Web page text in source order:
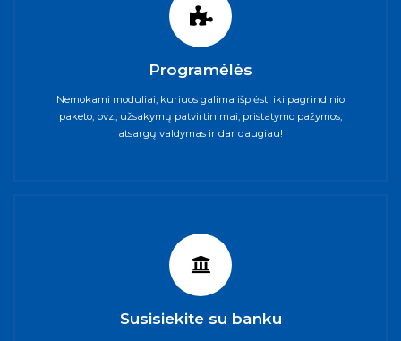
Programėlės
Nemokami moduliai, kuriuos galima išplėsti iki pagrindinio
paketo, pvz., užsakymų patvirtinimai, pristatymo pažymos,
atsargų valdymas ir dar daugiau!
Susisiekite su banku